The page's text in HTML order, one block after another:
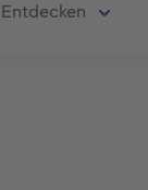
Deals
oder Schließe
Entdecken
Öffne